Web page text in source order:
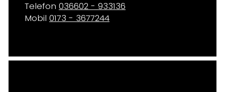
Telefon 036602 - 933136
Mobil 0173 - 3677244